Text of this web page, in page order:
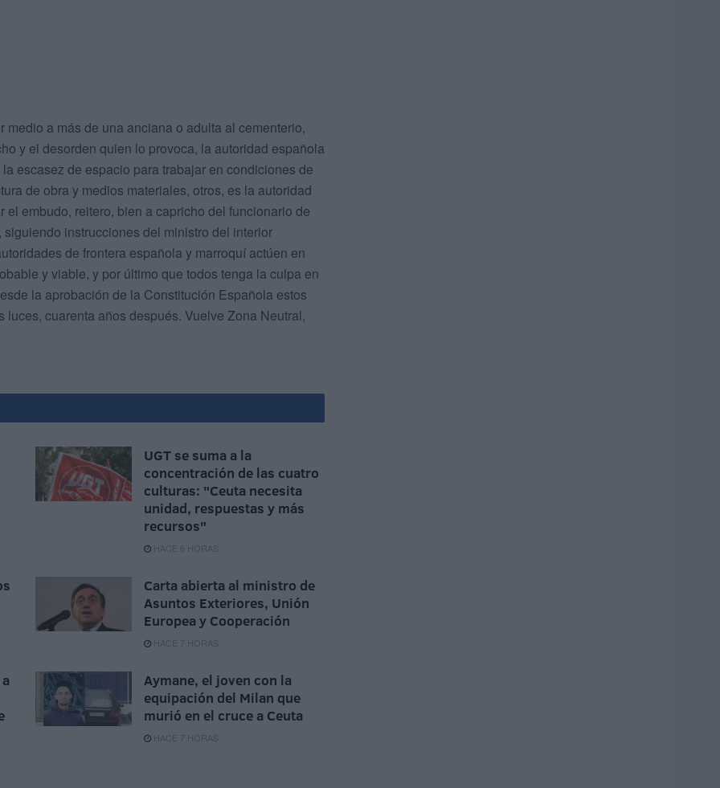
a más de una anciana o adulta al cementerio,
y el desorden quien lo provoca, la autoridad española
escasez de espacio para trabajar en condiciones de
de obra y medios materiales, otros, es la autoridad
embudo, reitero, bien a capricho del funcionario de
instrucciones del ministro del interior
de frontera española y marroquí actúen en
y viable, y por último que todos tenga la culpa en
la aprobación de la Constitución Española estos
cuarenta años después. Vuelve Zona Neutral,
UGT se suma a la
concentración de las cuatro
culturas: "Ceuta necesita
unidad, respuestas y más
recursos"
HACE 6 HORAS
Carta abierta al ministro de
Asuntos Exteriores, Unión
Europea y Cooperación
HACE 7 HORAS
Aymane, el joven con la
equipación del Milan que
murió en el cruce a Ceuta
HACE 7 HORAS